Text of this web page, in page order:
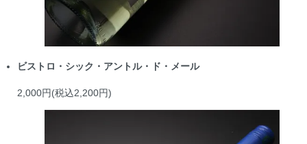
ビストロ・シック・アントル・ド・メール
2,000円(税込2,200円)